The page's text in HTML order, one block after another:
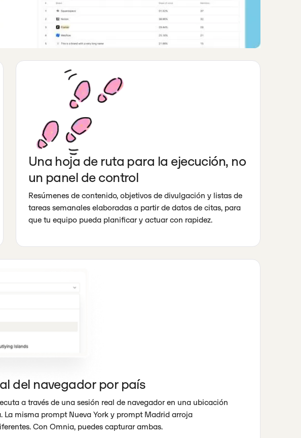
Una hoja de ruta para la ejecución, no
un panel de control
Resúmenes de contenido, objetivos de divulgación y listas de
tareas semanales elaboradas a partir de datos de citas, para
que tu equipo pueda planificar y actuar con rapidez.
del navegador por país
a través de una sesión real de navegador en una ubicación
La misma prompt Nueva York y prompt Madrid arroja
Con Omnia, puedes capturar ambas.